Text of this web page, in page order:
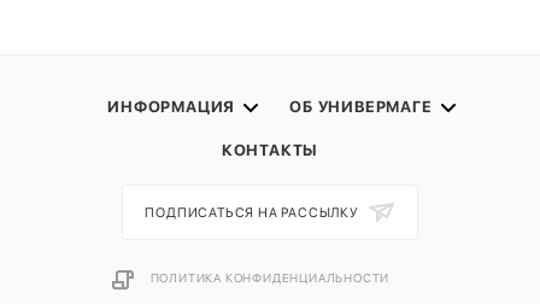
ИНФОРМАЦИЯ ОБ УНИВЕРМАГЕ
КОНТАКТЫ
ПОДПИСАТЬСЯ НА РАССЫЛКУ
ПОЛИТИКА КОНФИДЕНЦИАЛЬНОСТИ